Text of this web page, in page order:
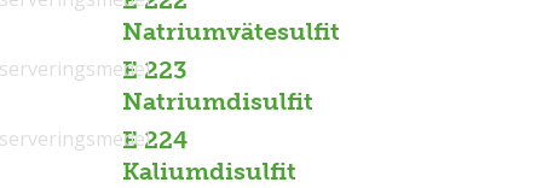
Natriumvätesulfit
E 223
Natriumdisulfit
E 224
Kaliumdisulfit